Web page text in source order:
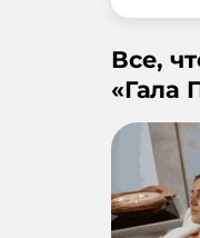
Все,
«Гала